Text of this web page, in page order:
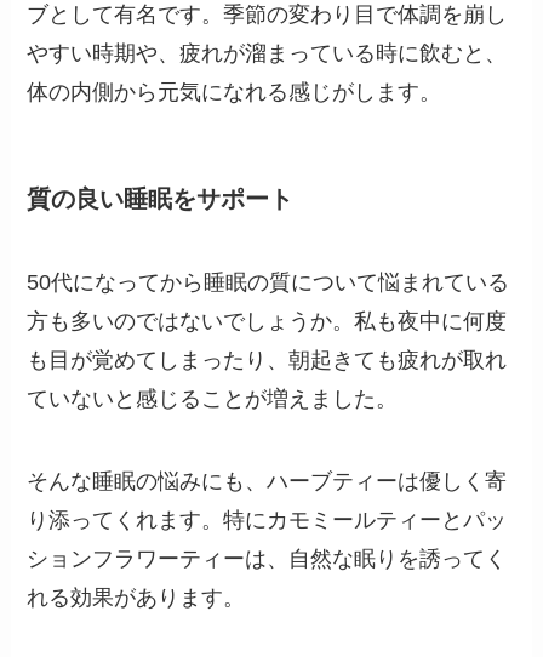
ブとして有名です。季節の変わり目で体調を崩し
やすい時期や、疲れが溜まっている時に飲むと、
体の内側から元気になれる感じがします。
質の良い睡眠をサポート
50代になってから睡眠の質について悩まれている
方も多いのではないでしょうか。私も夜中に何度
も目が覚めてしまったり、朝起きても疲れが取れ
ていないと感じることが増えました。
そんな睡眠の悩みにも、ハーブティーは優しく寄
り添ってくれます。特にカモミールティーとパッ
ションフラワーティーは、自然な眠りを誘ってく
れる効果があります。